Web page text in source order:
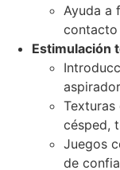
Ayuda a
contacto
Estimulación
césped,
Juegos
de